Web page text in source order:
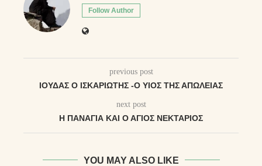
Follow Author
previous post
ΙΟΎΔΑΣ Ο ΙΣΚΑΡΙΏΤΗΣ -Ο ΥΙΌΣ ΤΗΣ ΑΠΏΛΕΙΑΣ
next post
Η ΠΑΝΑΓΊΑ ΚΑΙ Ο ΆΓΙΟΣ ΝΕΚΤΆΡΙΟΣ
YOU MAY ALSO LIKE